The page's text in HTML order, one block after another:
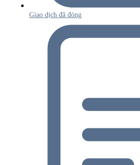
Giao dịch đã đóng